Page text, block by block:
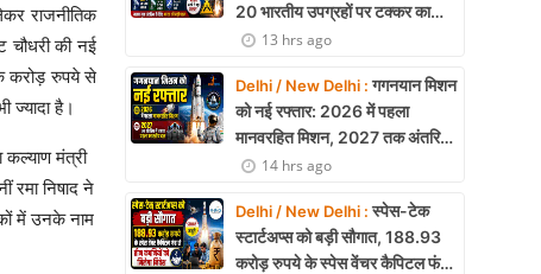
राजनीतिक
चौधरी की नई
करोड़ रुपये से
ज्यादा है।
कल्याण मंत्री
रमा निषाद ने
में उनके नाम
20 भारतीय उपग्रहों पर टक्कर का
खतरा, 29 बार CAM ऑपरेशन सफल
13 hrs ago
Delhi / New Delhi :गगनयान मिशन
को नई रफ्तार: 2026 में पहला
मानवरहित मिशन, 2027 तक अंतरिक्ष
में जाएगा पहला भारतीय दल
14 hrs ago
Delhi / New Delhi :स्पेस-टेक
स्टार्टअप्स को बड़ी सौगात, 188.93
करोड़ रुपये के स्पेस वेंचर कैपिटल फंड